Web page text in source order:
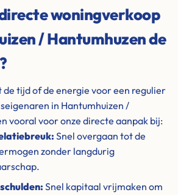
woningverkoop
/ Hantumhuzen de
tijd of de energie voor een regulier
in Hantumhuizen /
vooral voor onze directe aanpak bij:
Snel overgaan tot de
zonder langdurig
Snel kapitaal vrijmaken om